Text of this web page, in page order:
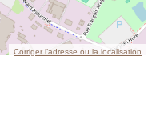
Corriger l’adresse ou la localisation